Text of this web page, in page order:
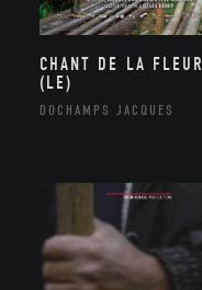
CHANT DE LA FLEUR
(LE)
DOCHAMPS JACQUES